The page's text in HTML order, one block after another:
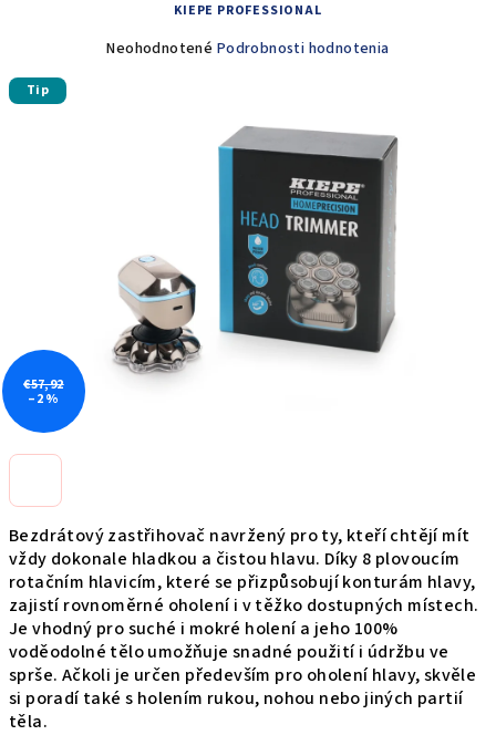
Bezdrátový zastřihovač navržený pro ty, kteří chtějí mít
vždy dokonale hladkou a čistou hlavu. Díky 8 plovoucím
rotačním hlavicím, které se přizpůsobují konturám hlavy,
zajistí rovnoměrné oholení i v těžko dostupných místech.
Je vhodný pro suché i mokré holení a jeho 100%
voděodolné tělo umožňuje snadné použití i údržbu ve
sprše. Ačkoli je určen především pro oholení hlavy, skvěle
si poradí také s holením rukou, nohou nebo jiných partií
těla.
KIEPE PROFESSIONAL
Priemerné
Neohodnotené Podrobnosti hodnotenia
Tip
€57,92
–2 %